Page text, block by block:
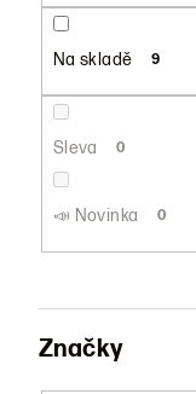
Na skladě 9
Sleva 0
📣 Novinka 0
Značky